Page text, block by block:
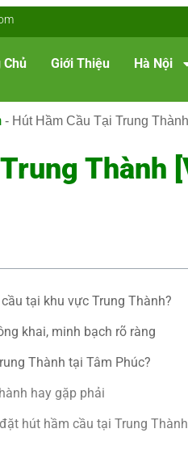
Chủ Giới Thiệu Hà Nội
- Hút Hầm Cầu Tại Trung
Thành
tại khu vực Trung Thành?
khai, minh bạch rõ ràng
Thành tại Tâm Phúc?
hay gặp phải
hút hầm cầu tại Trung Thành